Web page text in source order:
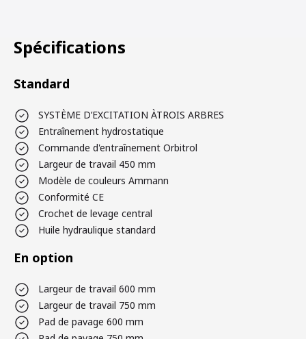
Spécifications
Standard
SYSTÈME D’EXCITATION ÀTROIS ARBRES
Entraînement hydrostatique
Commande d'entraînement Orbitrol
Largeur de travail 450 mm
Modèle de couleurs Ammann
Conformité CE
Crochet de levage central
Huile hydraulique standard
En option
Largeur de travail 600 mm
Largeur de travail 750 mm
Pad de pavage 600 mm